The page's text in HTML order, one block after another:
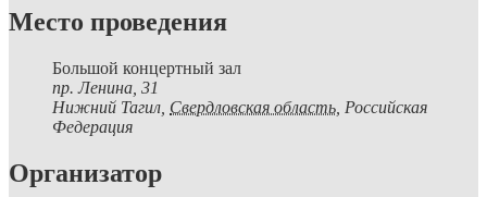
Место проведения
Большой концертный зал
пр. Ленина, 31
Нижний Тагил Свердловская область, Российская
Федерация
Организатор